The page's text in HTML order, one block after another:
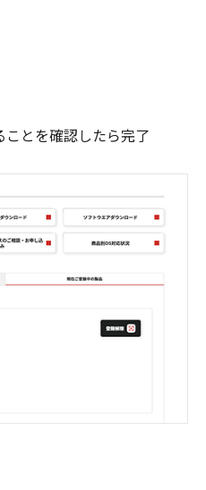
とを確認したら完了